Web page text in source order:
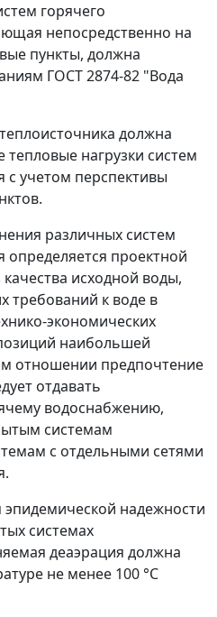
горячего
непосредственно на
пункты, должна
ГОСТ 2874-82 "Вода
должна
нагрузки систем
с учетом перспективы
различных систем
определяется проектной
исходной воды,
требований к воде в
экономических
наибольшей
отношении предпочтение
отдавать
водоснабжению,
системам
с отдельными сетями
эпидемической надежности
системах
деаэрация должна
не менее 100 °С